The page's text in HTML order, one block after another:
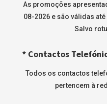
As promoções
08-2026 e são válidas
Salvo
* Contactos
Todos os contactos
pertencem à